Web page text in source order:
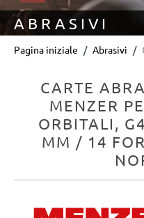
ABRASIVI
Pagina iniziale Abrasivi
CARTE
MENZER
ORBITALI,
MM / 14
Salta la galleria di